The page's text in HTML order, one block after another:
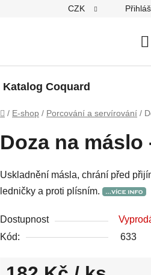
CZK
Katalog Coquard
Domů
/ E-shop / Porcování a servírování /
Doza na máslo
Uskladnění másla, chrání před
ledničky a proti plísním.
Dostupnost
Kód:
633